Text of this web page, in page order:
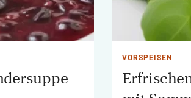
VORSPEISEN